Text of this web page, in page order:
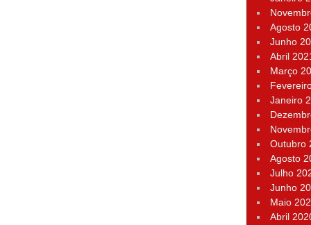
Agosto
Junho
Abril
Março
Janeiro
Outubro
Agosto
Julho
Junho
Maio
Abril